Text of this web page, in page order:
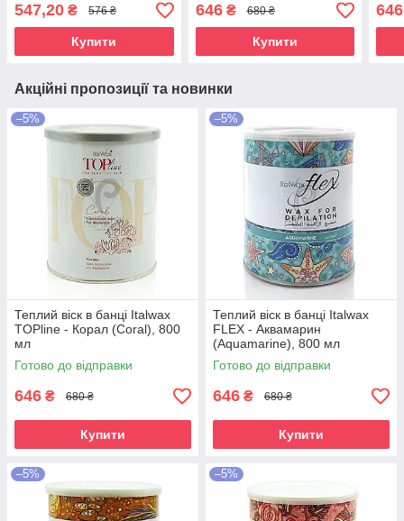
547,20 ₴ 576 ₴
Купити
646₴ 680 ₴
Купити
646
Акційні пропозиції та новинки
–5%
Теплий віск в банці Italwax
TOPline - Корал (Coral), 800
мл
Готово до відправки
646 ₴ 680 ₴
Купити
–5%
Теплий віск в банці Italwax
FLEX - Аквамарин
(Aquamarine), 800 мл
Готово до відправки
646 ₴ 680 ₴
Купити
–5% –5%